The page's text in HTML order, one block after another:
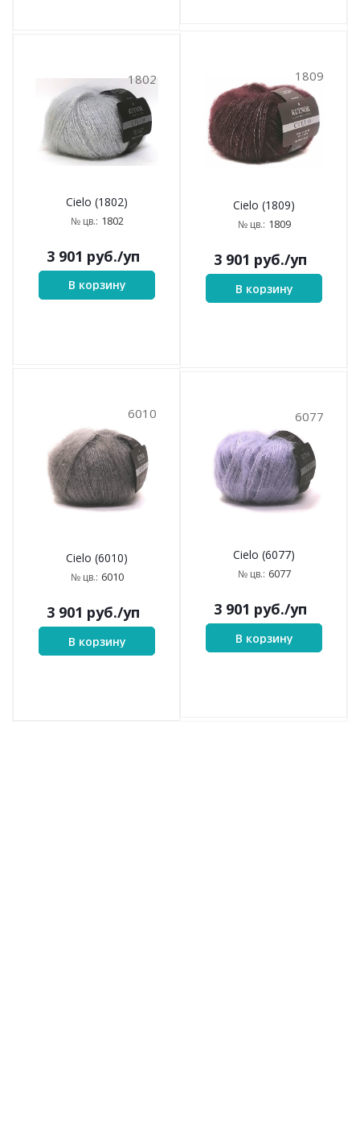
1802
Cielo (1802)
№ цв.: 1802
3 901 руб./уп
В корзину
1809
Cielo (1809)
№ цв.: 1809
3 901 руб./уп
В корзину
6010
Cielo (6010)
№ цв.: 6010
3 901 руб./уп
В корзину
6077
Cielo (6077)
№ цв.: 6077
3 901 руб./уп
В корзину